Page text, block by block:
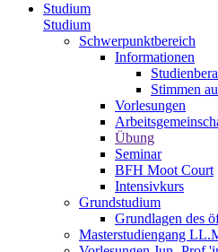
Studium
Studium
Schwerpunktbereich
Informationen
Stimmen
Vorlesungen
Übung
Seminar
BFH Moot Court
Intensivkurs
Grundstudium
Grundlagen des
Masterstudiengang